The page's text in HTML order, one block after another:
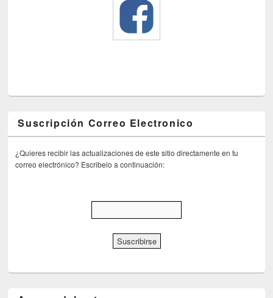
Suscripción Correo Electronico
¿Quieres recibir las actualizaciones de este sitio directamente en tu
correo electrónico? Escribelo a continuación: